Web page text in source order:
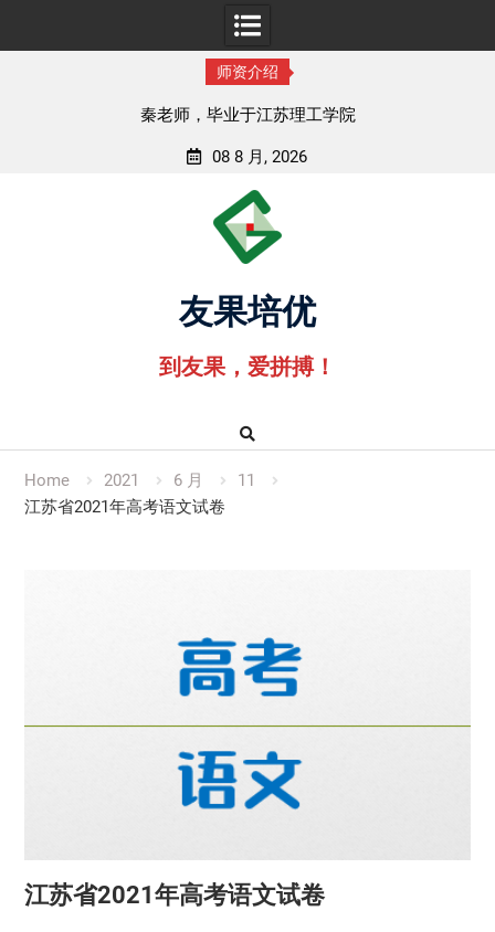
师资介绍
孟老师，毕业于湖北中医药大学
08 8 月, 2026
友果培优
到友果，爱拼搏！
Home 2021 6 月
11
江苏省2021年高考语文试卷
江苏省2021年高考语文试卷